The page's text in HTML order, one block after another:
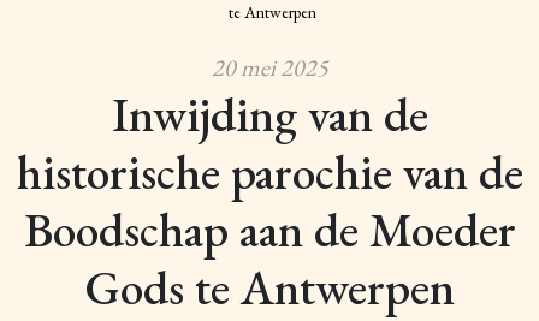
te Antwerpen
20 mei 2025
Inwijding van de
historische parochie van de
Boodschap aan de Moeder
Gods te Antwerpen